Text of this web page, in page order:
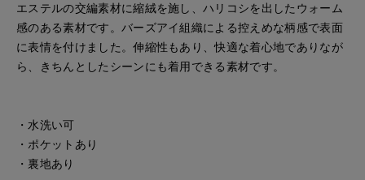
エステルの交編素材に縮絨を施し、ハリコシを出したウォーム
感のある素材です。バーズアイ組織による控えめな柄感で表面
に表情を付けました。伸縮性もあり、快適な着心地でありなが
ら、きちんとしたシーンにも着用できる素材です。
・水洗い可
・ポケットあり
・裏地あり